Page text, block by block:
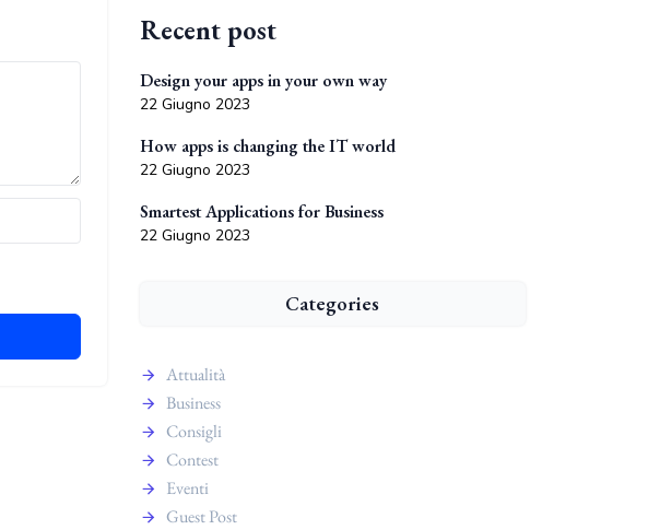
Recent post
Design your apps in your own way
22 Giugno 2023
How apps is changing the IT world
22 Giugno 2023
Smartest Applications for Business
22 Giugno 2023
Categories
Attualità
Business
Consigli
Contest
Eventi
Guest Post